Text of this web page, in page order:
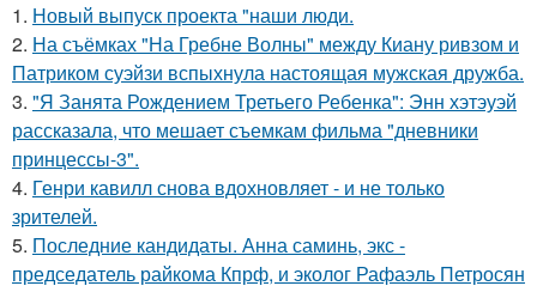
1. Новый выпуск проекта "наши люди.
2. На съёмках "На Гребне Волны" между Киану ривзом и
Патриком суэйзи вспыхнула настоящая мужская дружба.
3. "Я Занята Рождением Третьего Ребенка": Энн хэтэуэй
рассказала, что мешает съемкам фильма "дневники
принцессы-3".
4. Генри кавилл снова вдохновляет - и не только
зрителей.
5. Последние кандидаты. Анна саминь, экс -
председатель райкома Кпрф, и эколог Рафаэль Петросян